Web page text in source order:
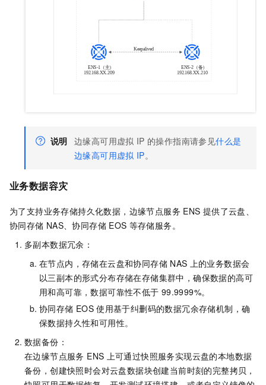
说明 边缘高可用虚拟 IP 的操作指南请参见什么是
边缘高可用虚拟 IP。
业务数据容灾
为了支持业务存储持久化数据， 边缘节点服务 ENS 提供了云盘、
协同存储 NAS、协同存储 EOS 等存储服务。
多副本数据冗余：
在节点内，存储在云盘和协同存储 NAS 上的业务数据会
以三副本的形式分布存储在存储集群中，确保数据的高可
用和高可靠，数据可靠性不低于 99.9999%。
协同存储 EOS 使用基于纠删码的数据冗余存储机制，确
保数据持久性和可用性。
数据备份：
在边缘节点服务 ENS 上可通过快照服务实现云盘的本地数据
备份，创建快照时会对云盘数据块创建当前时刻的完整拷贝，